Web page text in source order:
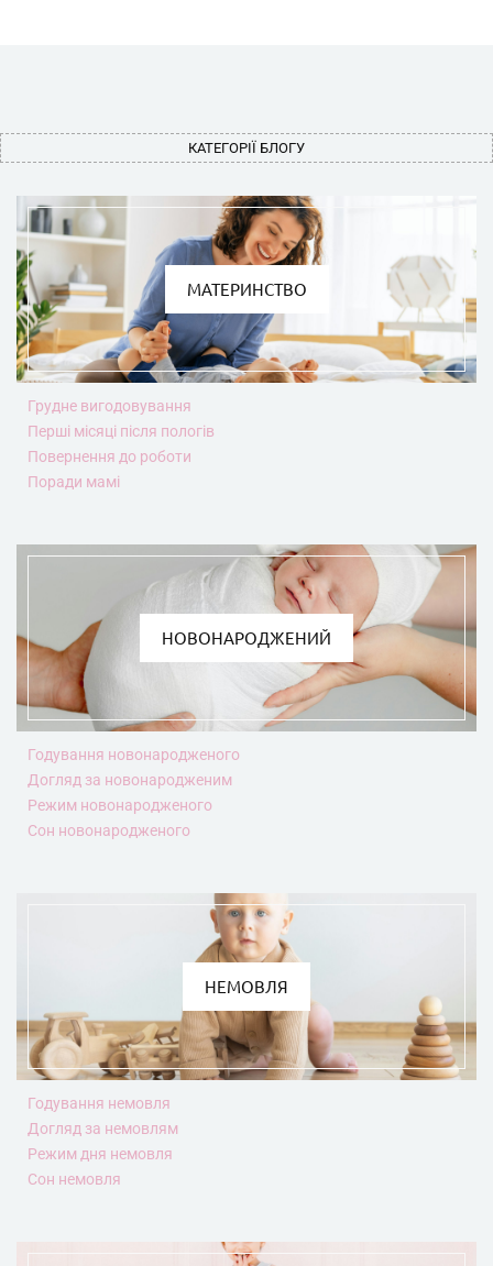
КАТЕГОРІЇ БЛОГУ
МАТЕРИНСТВО
Грудне вигодовування
Перші місяці після пологів
Повернення до роботи
Поради мамі
НОВОНАРОДЖЕНИЙ
Годування новонародженого
Догляд за новонародженим
Режим новонародженого
Сон новонародженого
НЕМОВЛЯ
Годування немовля
Догляд за немовлям
Режим дня немовля
Сон немовля